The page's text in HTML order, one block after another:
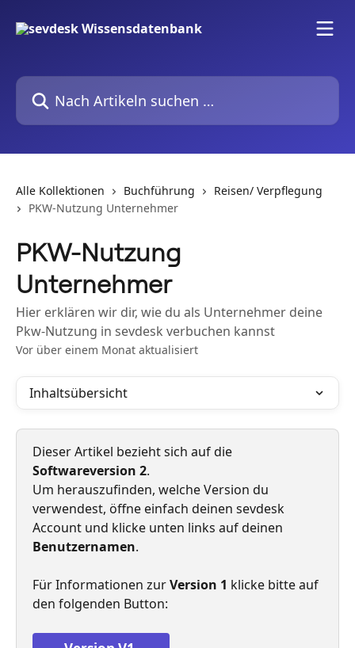
Nach Artikeln suchen …
Alle Kollektionen Buchführung
Reisen/ Verpflegung
PKW-Nutzung Unternehmer
PKW-Nutzung
Unternehmer
Hier erklären wir dir, wie du als Unternehmer deine
Pkw-Nutzung in sevdesk verbuchen kannst
Vor über einem Monat aktualisiert
Inhaltsübersicht
Dieser Artikel bezieht sich auf die
Softwareversion 2.
Um herauszufinden, welche Version du
verwendest, öffne einfach deinen sevdesk
Account und klicke unten links auf deinen
Benutzernamen.
Für Informationen zur Version 1 klicke bitte auf
den folgenden Button: